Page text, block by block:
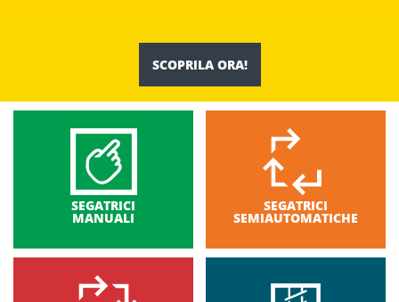
SCOPRILA ORA!
SEGATRICI
MANUALI
SEGATRICI
SEMIAUTOMATICHE